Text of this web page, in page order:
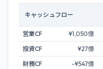
キャッシュフロー
営業CF ¥1,050億
投資CF
¥27億
財務CF
-¥547億